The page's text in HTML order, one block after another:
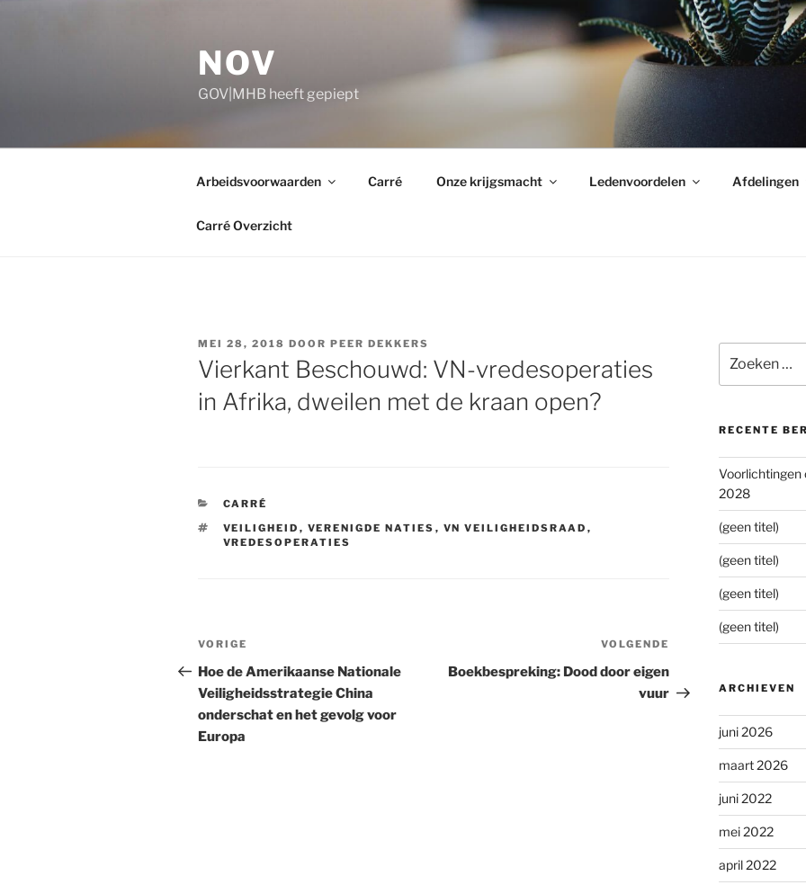
NOV
GOV|MHB heeft gepiept
Arbeidsvoorwaarden Carré Onze krijgsmacht Ledenvoordelen Afdelingen
Carré Overzicht
GEPLAATST
OP
MEI 28, 2018 DOOR PEER DEKKERS
Vierkant Beschouwd: VN-vredesoperaties
in Afrika, dweilen met de kraan open?
CATEGORIEËN
CARRÉ
TAGS
VEILIGHEID , VERENIGDE NATIES , VN VEILIGHEIDSRAAD ,
VREDESOPERATIES
Bericht
navigatie
Vorig
bericht
VORIGE
Hoe de Amerikaanse Nationale
Veiligheidsstrategie China
onderschat en het gevolg voor
Europa
Volgend
VOLGENDE
Boekbespreking: Dood door eigen
vuur
naar:
RECENTE
Voorlichtingen
2028
(geen titel)
(geen titel)
(geen titel)
(geen titel)
ARCHIEVEN
juni 2026
maart 2026
juni 2022
mei 2022
april 2022